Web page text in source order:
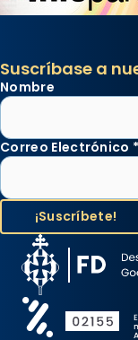
Suscríbase a
Nombre
Correo Electrónico *